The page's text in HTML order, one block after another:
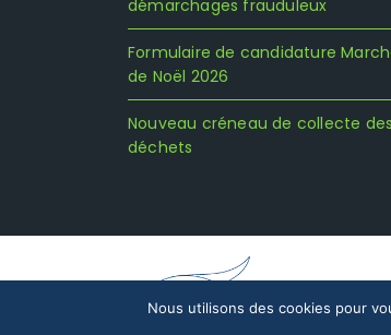
démarchages frauduleux
Formulaire de candidature
de Noël 2026
Nouveau créneau de collecte des
déchets
Nous utilisons des cookies pour